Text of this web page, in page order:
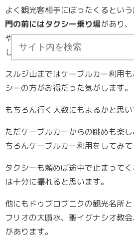
よく観光客相手にぼったくるという
門の前にはタクシー乗り場があり
や「市内からスルジ山まで/ 往復」
しています。
スルジ山まではケーブルカー利用
シーの方がお得だった気がします。
もちろん行く人数にもよるかと思い
ただケーブルカーからの眺めも楽
ちろんケーブルカー利用をしてみて
タクシーも頼めば途中で止まって
は十分に撮れると思います。
他にもドゥブロブニクの観光名所
フリオの大噴水、聖イグナシオ教
があります。